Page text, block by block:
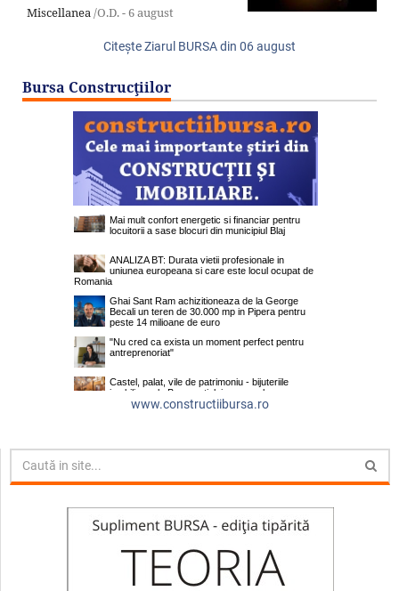
Miscellanea/O.D. -6 august
Citeşte Ziarul BURSA din 06 august
Bursa Construcţiilor
www.constructiibursa.ro